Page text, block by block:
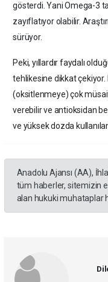
gösterdi. Yani Omega-3
zayıflatıyor olabilir.
sürüyor.
Peki, yıllardır faydalı
tehlikesine dikkat çekiyor.
(oksitlenmeye) çok
verebilir ve antioksidan
ve yüksek dozda
Anadolu Ajansı (AA),
tüm haberler, sitemizin
alan hukuki muhataplar